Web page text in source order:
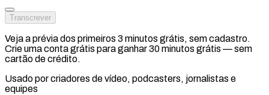
Transcrever
Veja a prévia dos primeiros 3 minutos grátis, sem cadastro.
Crie uma conta grátis para ganhar 30 minutos grátis — sem
cartão de crédito.
Usado por criadores de vídeo, podcasters, jornalistas e
equipes